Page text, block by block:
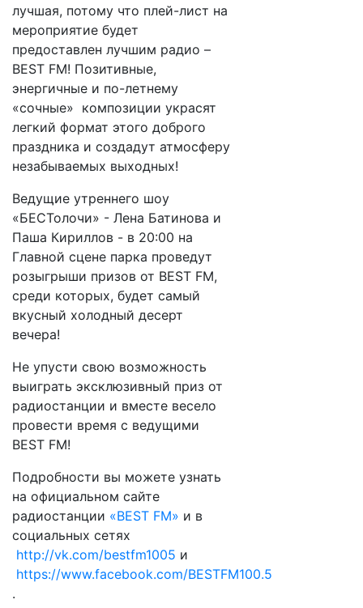
лучшая, потому что плей-лист на
мероприятие будет
предоставлен лучшим радио –
BEST FM! Позитивные,
энергичные и по-летнему
«сочные» композиции украсят
легкий формат этого доброго
праздника и создадут атмосферу
незабываемых выходных!
Ведущие утреннего шоу
«БЕСТолочи» - Лена Батинова и
Паша Кириллов - в 20:00 на
Главной сцене парка проведут
розыгрыши призов от BEST FM,
среди которых, будет самый
вкусный холодный десерт
вечера!
Не упусти свою возможность
выиграть эксклюзивный приз от
радиостанции и вместе весело
провести время с ведущими
BEST FM!
Подробности вы можете узнать
на официальном сайте
радиостанции «BEST FM» и в
социальных сетях
http://vk.com/bestfm1005 и
https://www.facebook.com/BESTFM100.5
.